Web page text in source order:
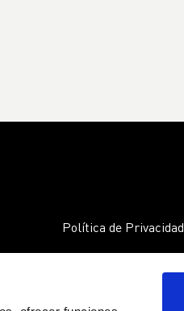
Política de Privacidad
Política de cookies